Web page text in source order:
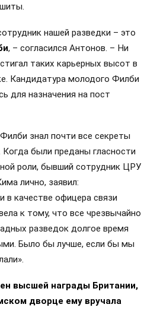
нашей разведки – это
, – согласился Антонов. – Ни
таких карьерных высот в
Кандидатура молодого Филби
для назначения на пост
знал почти все секреты
были преданы гласности
роли, бывший сотрудник ЦРУ
лично, заявил:
в качестве офицера связи
к тому, что все чрезвычайно
разведок долгое время
Было бы лучше, если бы мы
высшей награды Британии,
дворце ему вручала